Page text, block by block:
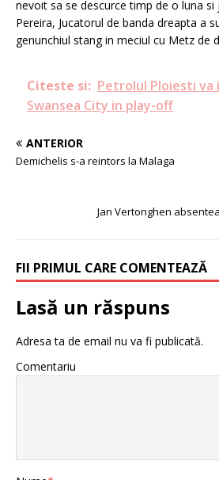
nevoit sa se descurce timp de o luna
Pereira, Jucatorul de banda dreapta a
genunchiul stang in meciul cu Metz de
Citeste si: Petrolul Ploiesti va
Swansea City in play-off
ANTERIOR
Demichelis s-a reintors la Malaga
Jan Vertonghen
FII PRIMUL CARE COMENTEAZĂ
Lasă un răspuns
Adresa ta de email nu va fi publicată.
Comentariu